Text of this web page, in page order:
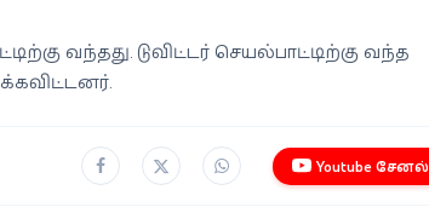
வந்தது. டுவிட்டர் செயல்பாட்டிற்கு வந்த
Youtube சேனல்